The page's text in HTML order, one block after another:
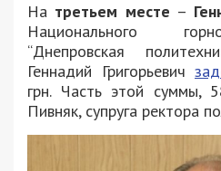
На третьем месте –
Национального
“Днепровская
Геннадий Григорьевич
грн. Часть этой суммы,
Пивняк, супруга ректора